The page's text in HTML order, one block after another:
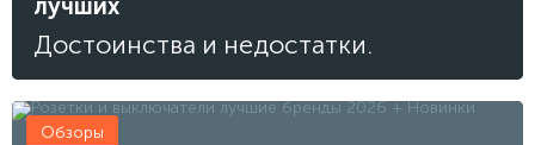
лучших
Достоинства и недостатки.
Обзоры